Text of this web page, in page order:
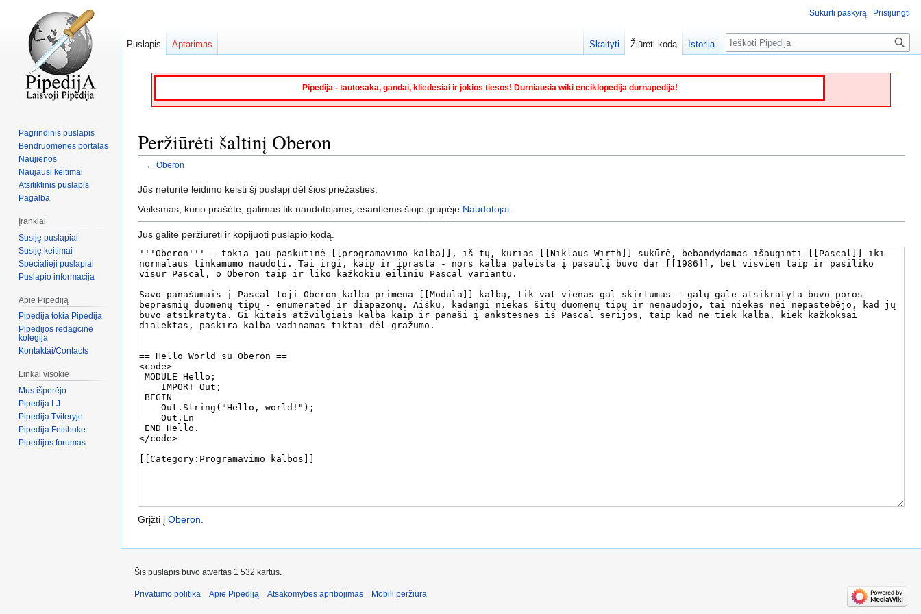
Pipedija - tautosaka, gandai, kliedesiai ir jokios tiesos! Durniausia wiki enciklopedija durnapedija!
Peržiūrėti šaltinį Oberon
← Oberon
Jump
to
Jump
to
Jūs neturite leidimo keisti šį puslapį dėl šios priežasties:
Veiksmas, kurio prašėte, galimas tik naudotojams, esantiems šioje grupėje Naudotojai
Jūs galite peržiūrėti ir kopijuoti puslapio kodą.
Grįžti į Oberon
Sukurti paskyrą Prisijungti
Puslapis Aptarimas Skaityti Žiūrėti kodą Istorija Paieška
Pagrindinis puslapis
Bendruomenės portalas
Naujienos
Naujausi keitimai
Atsitiktinis puslapis
Pagalba
Įrankiai
Susiję puslapiai
Susiję keitimai
Specialieji puslapiai
Puslapio informacija
Apie Pipediją
Pipedija tokia Pipedija
Pipedijos redagcinė
kolegija
Kontaktai/Contacts
Linkai visokie
Mus išperėjo
Pipedija LJ
Pipedija Tviteryje
Pipedija Feisbuke
Pipedijos forumas
Šis puslapis buvo atvertas 1 532 kartus.
Privatumo politika Apie Pipediją Atsakomybės apribojimas Mobili peržiūra